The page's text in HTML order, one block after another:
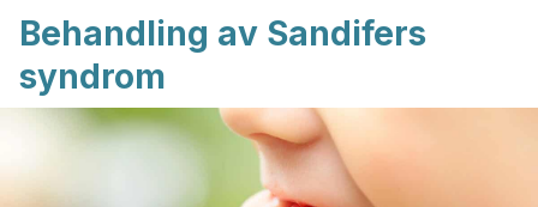
Behandling av Sandifers
syndrom